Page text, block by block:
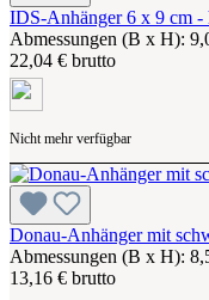
IDS-Anhänger 6 x 9 cm -
Abmessungen (B x H):
22,04 € brutto
Nicht mehr verfügbar
Donau-Anhänger mit
Abmessungen (B x H):
13,16 € brutto